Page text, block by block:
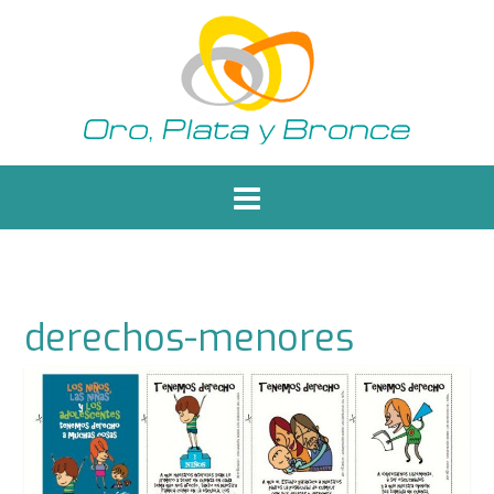
derechos-menores